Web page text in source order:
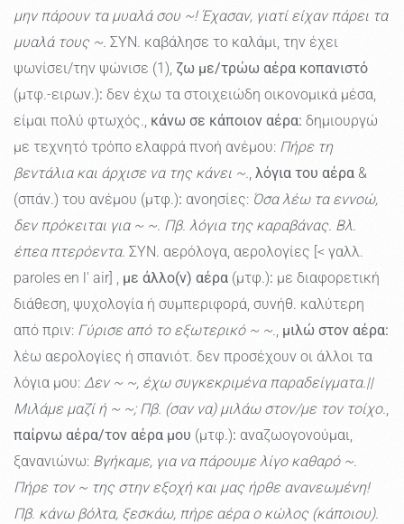
μην πάρουν τα μυαλά σου ~! Έχασαν, γιατί είχαν πάρει τα
μυαλά τους ~. ΣΥΝ. καβάλησε το καλάμι, την έχει
ψωνίσει/την ψώνισε (1), ζω με/τρώω αέρα κοπανιστό
(μτφ.-ειρων.): δεν έχω τα στοιχειώδη οικονομικά μέσα,
είμαι πολύ φτωχός., κάνω σε κάποιον αέρα: δημιουργώ
με τεχνητό τρόπο ελαφρά πνοή ανέμου: Πήρε τη
βεντάλια και άρχισε να της κάνει ~., λόγια του αέρα &
(σπάν.) του ανέμου (μτφ.): ανοησίες: Όσα λέω τα εννοώ,
δεν πρόκειται για ~ ~. Πβ. λόγια της καραβάνας. Βλ.
έπεα πτερόεντα. ΣΥΝ. αερόλογα, αερολογίες [< γαλλ.
paroles en l' air] , με άλλο(ν) αέρα (μτφ.): με διαφορετική
διάθεση, ψυχολογία ή συμπεριφορά, συνήθ. καλύτερη
από πριν: Γύρισε από το εξωτερικό ~ ~., μιλώ στον αέρα:
λέω αερολογίες ή σπανιότ. δεν προσέχουν οι άλλοι τα
λόγια μου: Δεν ~ ~, έχω συγκεκριμένα παραδείγματα.||
Μιλάμε μαζί ή ~ ~; Πβ. (σαν να) μιλάω στον/με τον τοίχο.,
παίρνω αέρα/τον αέρα μου (μτφ.): αναζωογονούμαι,
ξανανιώνω: Βγήκαμε, για να πάρουμε λίγο καθαρό ~.
Πήρε τον ~ της στην εξοχή και μας ήρθε ανανεωμένη!
Πβ. κάνω βόλτα, ξεσκάω, πήρε αέρα ο κώλος (κάποιου).